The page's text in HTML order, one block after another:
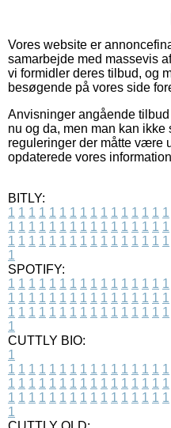
Vores website er
samarbejde med massevis
vi formidler deres tilbud, og
besøgende på vores side
Anvisninger angående
nu og da, men man kan
reguleringer der måtte være
opdaterede vores
BITLY:
1 1 1 1 1 1 1 1 1 1 1 1 1 1 1 1
1 1 1 1 1 1 1 1 1 1 1 1 1 1 1 1
1 1 1 1 1 1 1 1 1 1 1 1 1 1 1 1
1
SPOTIFY:
1 1 1 1 1 1 1 1 1 1 1 1 1 1 1 1
1 1 1 1 1 1 1 1 1 1 1 1 1 1 1 1
1 1 1 1 1 1 1 1 1 1 1 1 1 1 1 1
1
CUTTLY BIO:
1
1 1 1 1 1 1 1 1 1 1 1 1 1 1 1 1
1 1 1 1 1 1 1 1 1 1 1 1 1 1 1 1
1 1 1 1 1 1 1 1 1 1 1 1 1 1 1 1
1